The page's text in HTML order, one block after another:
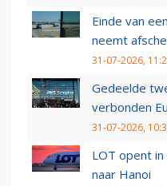
Einde van
neemt
31-07-2026,
Gedeelde
verbonden
31-07-2026,
LOT opent
naar Hanoi